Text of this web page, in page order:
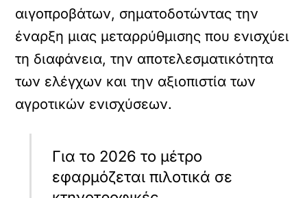
αιγοπροβάτων, σηματοδοτώντας την
έναρξη μιας μεταρρύθμισης που ενισχύει
τη διαφάνεια, την αποτελεσματικότητα
των ελέγχων και την αξιοπιστία των
αγροτικών ενισχύσεων.
Για το 2026 το μέτρο
εφαρμόζεται πιλοτικά σε